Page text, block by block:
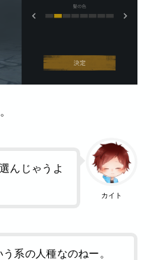
カイト
んじゃうよ
系の人種なのねー。